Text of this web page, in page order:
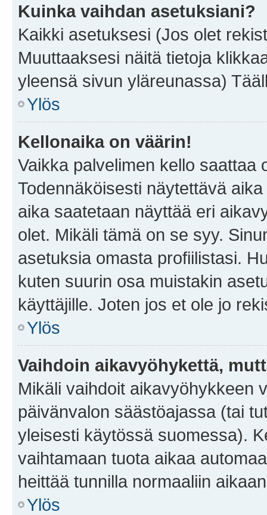
Kuinka vaihdan asetuksiani?
Kaikki asetuksesi (Jos olet
Muuttaaksesi näitä tietoja
yleensä sivun yläreunassa)
Ylös
Kellonaika on väärin!
Vaikka palvelimen kello saattaa
Todennäköisesti näytettävä
aika saatetaan näyttää eri
olet. Mikäli tämä on se syy.
asetuksia omasta profiilistasi.
kuten suurin osa muistakin
käyttäjille. Joten jos et ole jo
Ylös
Vaihdoin aikavyöhykettä,
Mikäli vaihdoit aikavyöhykkeen
päivänvalon säästöajassa (tai
yleisesti käytössä suomessa).
vaihtamaan tuota aikaa
heittää tunnilla normaaliin
Ylös